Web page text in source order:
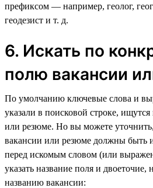
префиксом — например, геолог,
геодезист и т. д.
6. Искать по
полю вакансии
По умолчанию ключевые слова и
указали в поисковой строке,
или резюме. Но вы можете
вакансии или резюме должны быть
перед искомым словом (или
указать название поля и
названию вакансии: